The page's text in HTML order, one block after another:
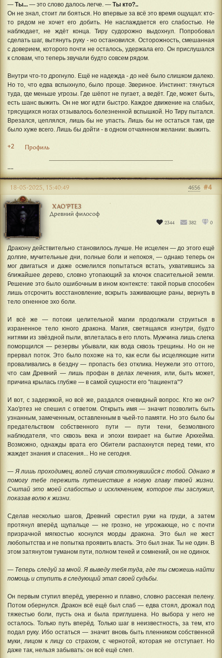
— Ты... — это слово далось легче. — Ты кто?..
Он не знал, стоит ли бояться. Но впервые за всё это время ощущал: кто-
то рядом не хочет его добить. Не наслаждается его слабостью. Не
наблюдает, не ждёт конца. Тиру судорожно выдохнул. Попробовал
сделать шаг, вытянуть руку - но остановился. Осторожность, смешанная
с доверием, которого почти не осталось, удержала его. Он прислушался
к словам, что теперь звучали будто совсем рядом.
Внутри что-то дрогнуло. Ещё не надежда - до неё было слишком далеко.
Но то, что едва вспыхнуло, было проще. Звериное. Инстинкт: тянуться
туда, где меньше угрозы. Где шёпот не пугает, а ведёт. Где, может быть,
есть шанс выжить. Он не мог идти быстро. Каждое движение на слабых,
трясущихся ногах отзывалось болезненной вспышкой. Но Тиру пытался.
Врезался, цеплялся, лишь бы не упасть. Лишь бы не остаться там, где
было хуже всего. Лишь бы дойти - в одном отчаянном желании: выжить.
+2 Профиль
....
ХАО'РТЕЗ
Древний философ
2344 382 0
#4
18-05-2025, 15:40:49 4656
Дракону действительно становилось лучше. Не исцелен — до этого ещё
долгие, мучительные дни, полные боли и непокоя, — однако теперь он
мог двигаться и даже осмелился попытаться встать, ухватившись за
ближайшее дерево, словно утопающий за клочок спасительной земли.
Решение это было ошибочным в ином контексте: такой порыв способен
лишь отсрочить восстановление, вскрыть заживающие раны, вернуть в
тело огненное эхо боли.
И всё же — потоки целительной магии продолжали струиться в
израненное тело юного дракона. Магия, светящаяся изнутри, будто
нитями из звёздной пыли, вплеталась в его плоть. Мужчина лишь слегка
поморщился — резервы убывали, как вода сквозь трещины. Но он не
прервал поток. Это было похоже на то, как если бы исцеляющие нити
проваливались в бездну — пропасть без отклика. Неужели это оттого,
что сам Древний — лишь профан в делах лечения, или, быть может,
причина крылась глубже — в самой сущности его "пациента"?
И вот, с задержкой, но всё же, раздался очевидный вопрос. Кто же он?
Хао'ртез не спешил с ответом. Открыть имя — значит позволить быть
узнанным, замеченным, оставленным в чьей-то памяти. Но это было бы
предательством собственного пути — пути тени, безмолвного
наблюдателя, что сквозь века и эпохи взирает на бытие Аркхейма.
Возможно, однажды врата его Обители распахнутся перед теми, кто
жаждет знания и спасения... Но не сегодня.
— Я лишь проходимец, волей случая столкнувшийся с тобой. Однако я
помогу тебе пережить путешествие в новую главу твоей жизни.
Считай это моей слабостью и исключением, которое ты заслужил,
показав волю к жизни.
Сделав несколько шагов, Древний скрестил руки на груди, а затем
протянул вперёд щупальце — не грозно, не угрожающе, но с почти
призрачной мягкостью коснулся морды дракона. Это был не жест
любопытства и не попытка проявить власть. Это был знак. Ты не один. В
этом затянутом туманом пути, полном теней и сомнений, он не одинок.
— Теперь следуй за мной. Я выведу тебя туда, где ты сможешь найти
помощь и ступить в следующий этап своей судьбы.
Он первым ступил вперёд, уверенно и плавно, словно рассекая пелену.
Потом обернулся. Дракон всё ещё был слаб — едва стоял, дрожал под
тяжестью боли, пусть она и была приглушена. Но выбора у него не
осталось. Только путь вперёд. Только шаг в неизвестность, за тем, кто
подал руку. Ибо остаться — значит вновь быть пленником собственной
муки, лицом к лицу со страхом, с чернотой, которая не отступает. Но
даже так, нельзя забывать: он всё ещё слеп.